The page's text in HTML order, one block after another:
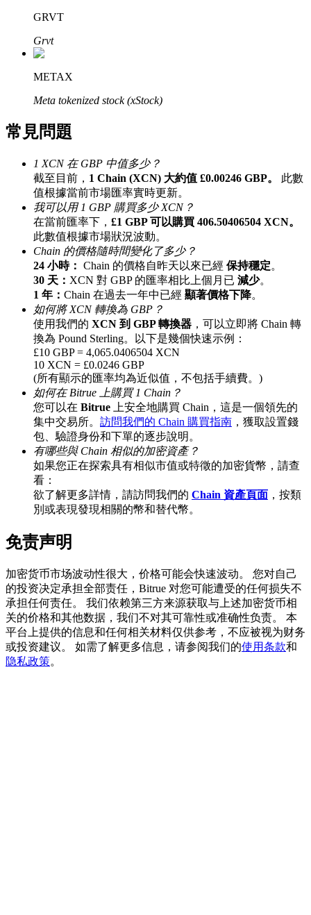
Bitrue渠道合伙人
最高達65%佣金！
邀请好友
邀請朋友獲得現金獎勵
BTC 專享獎勵
BTC 專享獎勵
充值並交易BTC瓜分 25,000 USDT 獎池！
充值CASHCAT & 赢取
瓜分 500000 CASHCAT 獎池
GRVT
Grvt
METAX
Meta tokenized stock (xStock)
常見問題
1 XCN 在 GBP 中值多少？
截至目前， 1 Chain (XCN) 大約值 £0.00246 GBP。
此數
值根據當前市場匯率實時更新。
我可以用 1 GBP 購買多少 XCN？
在當前匯率下， £1 GBP 可以購買 406.50406504 XCN。
此數值根據市場狀況波動。
Chain 的價格隨時間變化了多少？
24 小時： Chain 的價格自昨天以來已經 保持穩定。
30 天： XCN 對 GBP 的匯率相比上個月已 減少。
1 年： Chain 在過去一年中已經 顯著價格下降。
如何將 XCN 轉換為 GBP？
使用我們的 XCN 到 GBP 轉換器 ，可以立即將 Chain 轉
換為 Pound Sterling。以下是幾個快速示例：
£10 GBP = 4,065.0406504 XCN
10 XCN = £0.0246 GBP
(所有顯示的匯率均為近似值，不包括手續費。)
如何在 Bitrue 上購買 1 Chain？
您可以在 Bitrue 上安全地購買 Chain，這是一個領先的
集中交易所。 訪問我們的 Chain 購買指南 ，獲取設置錢
包、驗證身份和下單的逐步說明。
有哪些與 Chain 相似的加密資產？
如果您正在探索具有相似市值或特徵的加密貨幣，請查
看：
欲了解更多詳情，請訪問我們的 Chain 資產頁面 ，按類
別或表現發現相關的幣和替代幣。
免责声明
加密货币市场波动性很大，价格可能会快速波动。 您对自己
的投资决定承担全部责任，Bitrue 对您可能遭受的任何损失不
承担任何责任。 我们依赖第三方来源获取与上述加密货币相
关的价格和其他数据，我们不对其可靠性或准确性负责。 本
平台上提供的信息和任何相关材料仅供参考，不应被视为财务
或投资建议。 如需了解更多信息，请参阅我们的使用条款和
隐私政策。